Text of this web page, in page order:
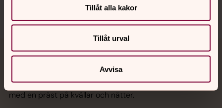
Tillåt alla kakor
Tillåt urval
Avvisa
Akut samtals- och krisstöd. Prata eller chatta anonymt
med en präst på kvällar och nätter.